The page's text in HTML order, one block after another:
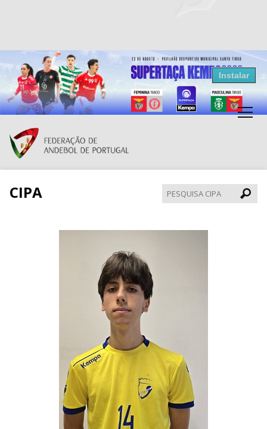
Resultados Andebol
Federação de Andebol de Portugal
Grátis - Disponivel na Play Store
Instalar
CIPA
CIPA